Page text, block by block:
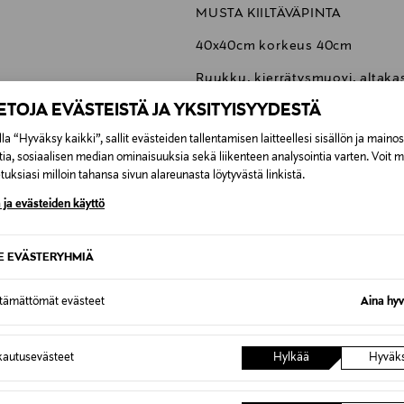
EVÄSTEISTÄ JA YKSITYISYYDESTÄ
“Hyväksy kaikki”, sallit evästeiden tallentamisen laitteellesi sisällön ja
sosiaalisen median ominaisuuksia sekä liikenteen analysointia varten. Voit
milloin tahansa sivun alareunasta löytyvästä linkistä.
ja evästeiden käyttö
EVÄSTERYHMIÄ
evästeet Aina
Hylkää
MUSTA KIILTÄVÄPINTA
40x40cm korkeus 40cm
Ruukku, kierrätysmuovi,
Näet lopullisen toimituskulun
ilmoittaa palautuksesta etukäteen.
Inspiroidu